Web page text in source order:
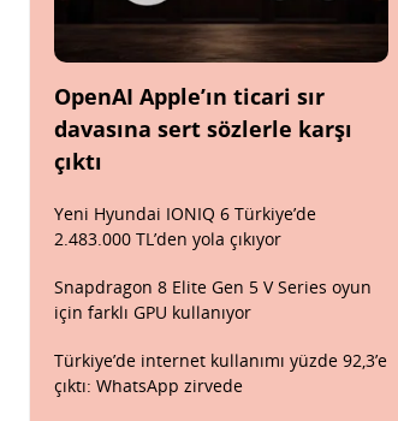
OpenAI Apple’ın ticari sır
davasına sert sözlerle karşı
çıktı
Yeni Hyundai IONIQ 6 Türkiye’de
2.483.000 TL’den yola çıkıyor
Snapdragon 8 Elite Gen 5 V Series oyun
için farklı GPU kullanıyor
Türkiye’de internet kullanımı yüzde 92,3’e
çıktı: WhatsApp zirvede